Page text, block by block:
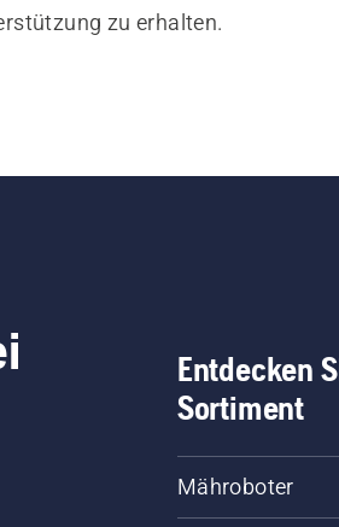
zu erhalten.
Entdecken
Sortiment
Mähroboter